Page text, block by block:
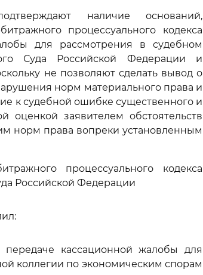
наличие оснований,
процессуального кодекса
для рассмотрения в судебном
Суда Российской Федерации и
не позволяют сделать вывод о
норм материального права и
к судебной ошибке существенного и
оценкой заявителем обстоятельств
норм права вопреки установленным
процессуального кодекса
Российской Федерации
кассационной жалобы для
коллегии по экономическим спорам